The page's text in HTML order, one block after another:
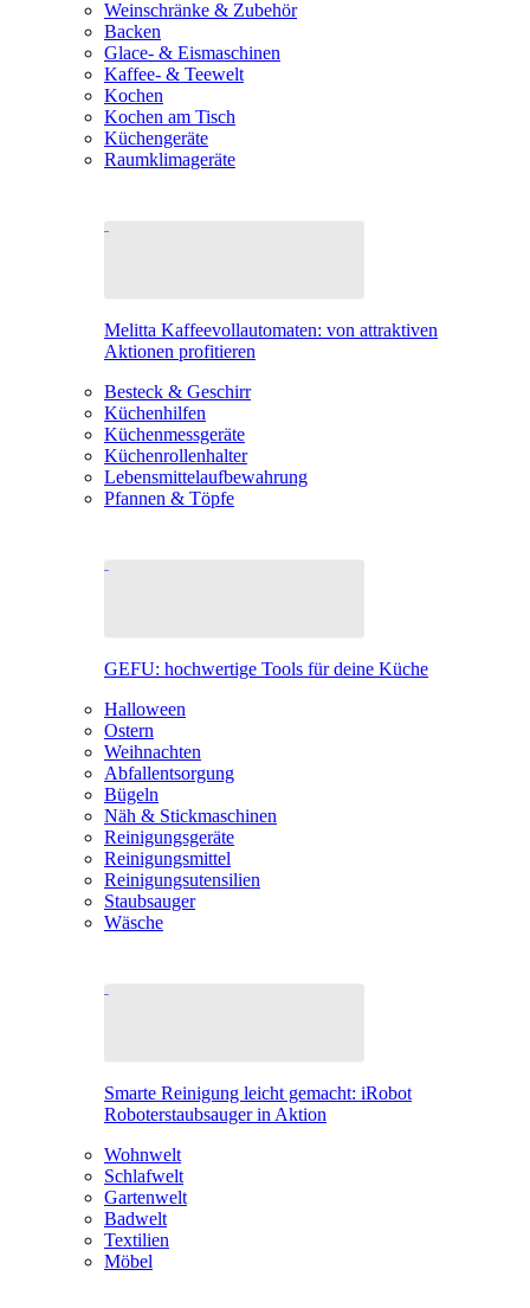
Weinschränke & Zubehör
Backen
Glace- & Eismaschinen
Kaffee- & Teewelt
Kochen
Kochen am Tisch
Küchengeräte
Raumklimageräte
Melitta Kaffeevollautomaten: von attraktiven
Aktionen profitieren
Besteck & Geschirr
Küchenhilfen
Küchenmessgeräte
Küchenrollenhalter
Lebensmittelaufbewahrung
Pfannen & Töpfe
GEFU: hochwertige Tools für deine Küche
Halloween
Ostern
Weihnachten
Abfallentsorgung
Bügeln
Näh & Stickmaschinen
Reinigungsgeräte
Reinigungsmittel
Reinigungsutensilien
Staubsauger
Wäsche
Smarte Reinigung leicht gemacht: iRobot
Roboterstaubsauger in Aktion
Wohnwelt
Schlafwelt
Gartenwelt
Badwelt
Textilien
Möbel